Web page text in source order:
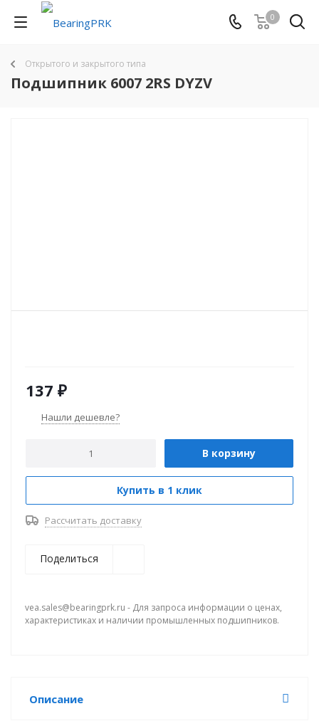
0
Открытого и закрытого типа
Подшипник 6007 2RS DYZV
137 ₽
Нашли дешевле?
В корзину
Купить в 1 клик
Рассчитать доставку
Поделиться
vea.sales@bearingprk.ru - Для запроса информации о ценах,
характеристиках и наличии промышленных подшипников.
Описание